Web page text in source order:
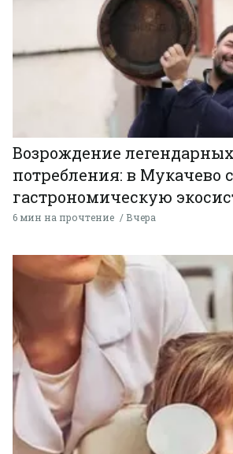
Возрождение
потребления: в Мукачево
гастрономическую
6 мин на прочтение Вчера